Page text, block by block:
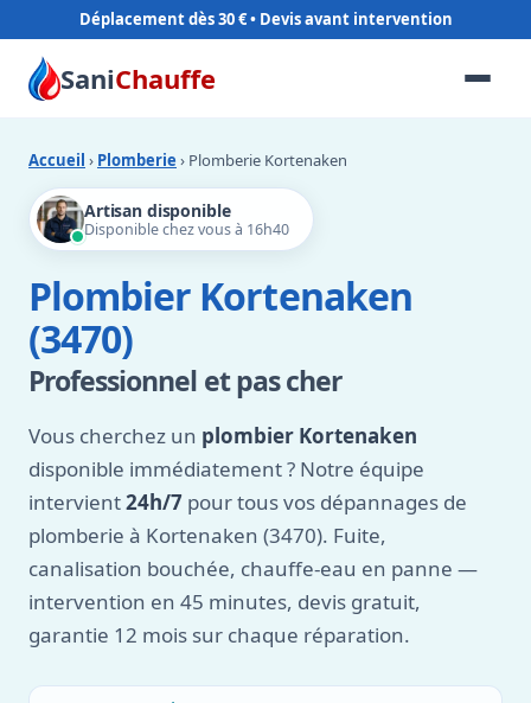
Déplacement dès 30 €
SaniChauffe
Accueil › Plomberie › Plomberie Kortenaken
Artisan disponible
Disponible chez vous à 16h40
Plombier Kortenaken
(3470)
Professionnel et pas cher
Vous cherchez un plombier Kortenaken
disponible immédiatement ? Notre équipe
intervient24h/7 pour tous vos dépannages de
plomberie à Kortenaken (3470). Fuite,
canalisation bouchée, chauffe-eau en panne —
intervention en 45 minutes, devis gratuit,
garantie 12 mois sur chaque réparation.